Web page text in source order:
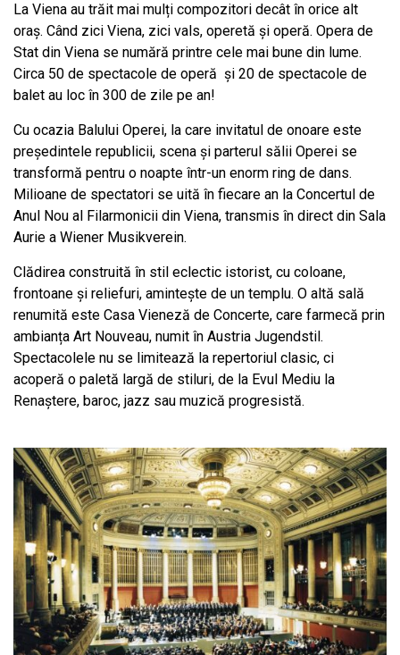
La Viena au trăit mai mulți compozitori decât în orice alt
oraș. Când zici Viena, zici vals, operetă și operă. Opera de
Stat din Viena se numără printre cele mai bune din lume.
Circa 50 de spectacole de operă și 20 de spectacole de
balet au loc în 300 de zile pe an!
Cu ocazia Balului Operei, la care invitatul de onoare este
președintele republicii, scena și parterul sălii Operei se
transformă pentru o noapte într-un enorm ring de dans.
Milioane de spectatori se uită în fiecare an la Concertul de
Anul Nou al Filarmonicii din Viena, transmis în direct din Sala
Aurie a Wiener Musikverein.
Clădirea construită în stil eclectic istorist, cu coloane,
frontoane și reliefuri, amintește de un templu. O altă sală
renumită este Casa Vieneză de Concerte, care farmecă prin
ambianța Art Nouveau, numit în Austria Jugendstil.
Spectacolele nu se limitează la repertoriul clasic, ci
acoperă o paletă largă de stiluri, de la Evul Mediu la
Renaștere, baroc, jazz sau muzică progresistă.